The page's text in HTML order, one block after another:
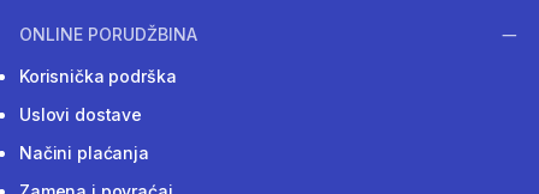
ONLINE PORUDŽBINA
Korisnička podrška
Uslovi dostave
Načini plaćanja